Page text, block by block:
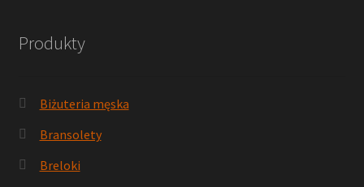
Produkty
Biżuteria męska
Bransolety
Breloki